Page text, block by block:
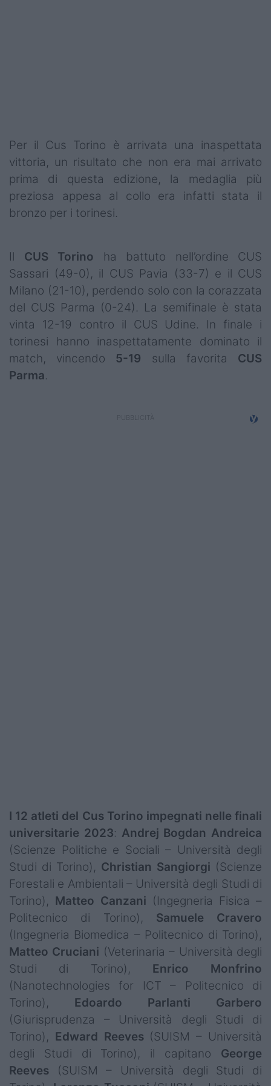
Per il Cus Torino è arrivata una inaspettata
vittoria, un risultato che non era mai arrivato
prima di questa edizione, la medaglia più
preziosa appesa al collo era infatti stata il
bronzo per i torinesi.
Il CUS Torino ha battuto nell’ordine CUS
Sassari (49-0), il CUS Pavia (33-7) e il CUS
Milano (21-10), perdendo solo con la corazzata
del CUS Parma (0-24). La semifinale è stata
vinta 12-19 contro il CUS Udine. In finale i
torinesi hanno inaspettatamente dominato il
match, vincendo 5-19 sulla favorita CUS
Parma.
I 12 atleti del Cus Torino impegnati nelle finali
universitarie 2023: Andrej Bogdan Andreica
(Scienze Politiche e Sociali – Università degli
Studi di Torino), Christian Sangiorgi (Scienze
Forestali e Ambientali – Università degli Studi di
Torino), Matteo Canzani (Ingegneria Fisica –
Politecnico di Torino), Samuele Cravero
(Ingegneria Biomedica – Politecnico di Torino),
Matteo Cruciani (Veterinaria – Università degli
Studi di Torino), Enrico Monfrino
(Nanotechnologies for ICT – Politecnico di
Torino), Edoardo Parlanti Garbero
(Giurisprudenza – Università degli Studi di
Torino), Edward Reeves(SUISM – Università
degli Studi di Torino), il capitano George
Reeves (SUISM – Università degli Studi di